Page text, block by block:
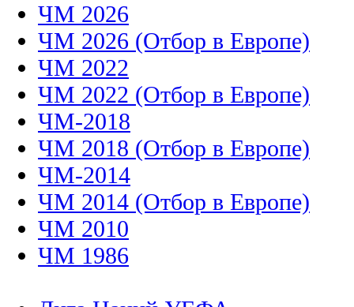
ЧМ 2026
ЧМ 2026 (Отбор в Европе)
ЧМ 2022
ЧМ 2022 (Отбор в Европе)
ЧМ-2018
ЧМ 2018 (Отбор в Европе)
ЧМ-2014
ЧМ 2014 (Отбор в Европе)
ЧМ 2010
ЧМ 1986